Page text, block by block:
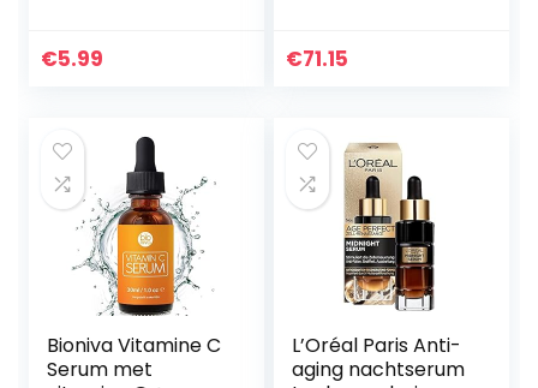
€5.99
x 100 g)
€71.15
Bioniva Vitamine C
Serum met
L’Oréal Paris Anti-
aging nachtserum